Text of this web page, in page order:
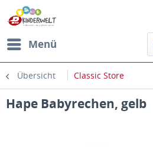
Menü
Übersicht Classic Store
Hape Babyrechen, gelb